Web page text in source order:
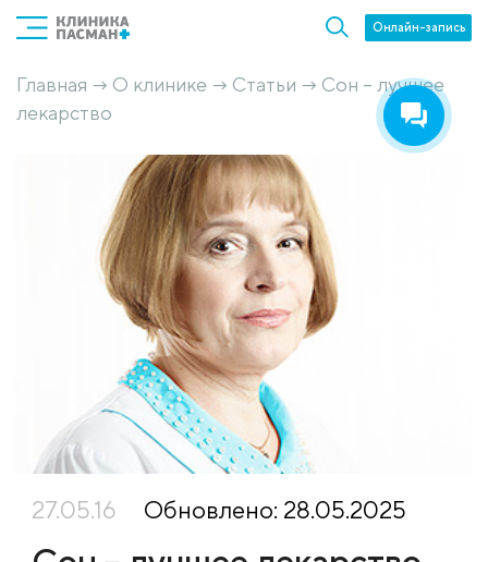
Онлайн-запись
Главная → О клинике → Статьи → Сон – лучшее
лекарство
27.05.16 Обновлено: 28.05.2025